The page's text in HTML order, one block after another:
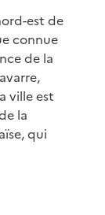
est de
connue
de la
ville est
la
qui